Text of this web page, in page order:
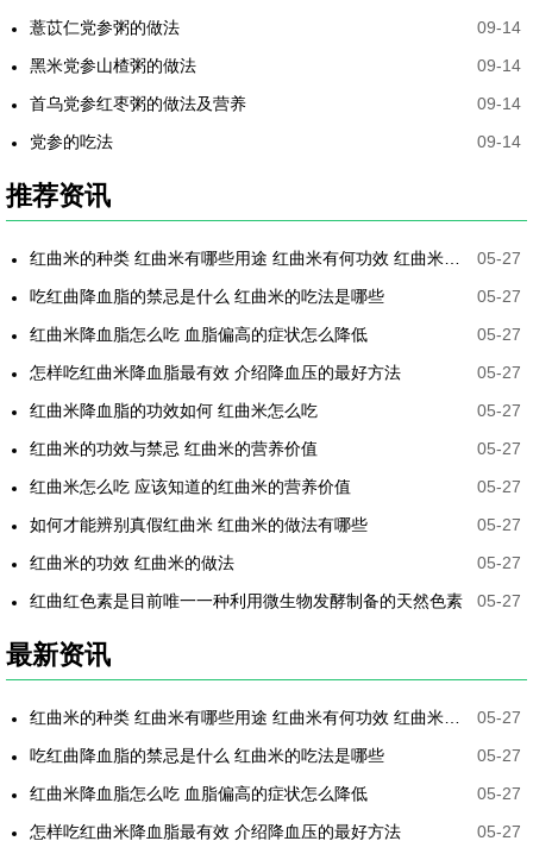
薏苡仁党参粥的做法
09-14
黑米党参山楂粥的做法
09-14
首乌党参红枣粥的做法及营养
09-14
党参的吃法
09-14
推荐资讯
05-27
吃红曲降血脂的禁忌是什么 红曲米的吃法是哪些
05-27
红曲米降血脂怎么吃 血脂偏高的症状怎么降低
05-27
怎样吃红曲米降血脂最有效 介绍降血压的最好方法
05-27
红曲米降血脂的功效如何 红曲米怎么吃
05-27
红曲米的功效与禁忌 红曲米的营养价值
05-27
红曲米怎么吃 应该知道的红曲米的营养价值
05-27
如何才能辨别真假红曲米 红曲米的做法有哪些
05-27
红曲米的功效 红曲米的做法
05-27
红曲红色素是目前唯一一种利用微生物发酵制备的天然色素
05-27
最新资讯
05-27
吃红曲降血脂的禁忌是什么 红曲米的吃法是哪些
05-27
红曲米降血脂怎么吃 血脂偏高的症状怎么降低
05-27
怎样吃红曲米降血脂最有效 介绍降血压的最好方法
05-27